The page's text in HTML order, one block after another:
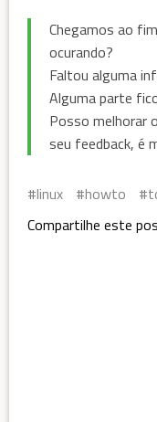
Chegamos ao
ocurando?
Faltou alguma
Alguma parte
Posso melhorar
seu feedback, é
linux howto
Compartilhe este